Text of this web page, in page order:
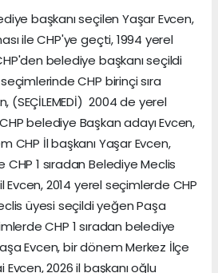
başkanı seçilen Yaşar Evcen,
ile CHP'ye geçti, 1994 yerel
belediye başkanı seçildi
CHP birinçi sıra
(SEÇİLEMEDİ) 2004 de yerel
belediye Başkan adayı Evcen,
CHP İl başkanı Yaşar Evcen,
1 sıradan Belediye Meclis
Evcen, 2014 yerel seçimlerde CHP
üyesi seçildi yeğen Paşa
CHP 1 sıradan belediye
Evcen, bir dönem Merkez İlçe
Evcen, 2026 il başkanı oğlu